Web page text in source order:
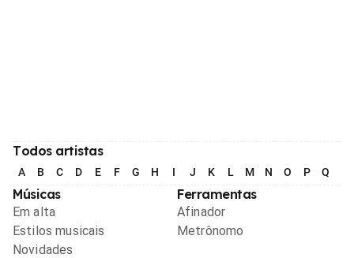
Todos artistas
A B C D E F G H I J K L M N O P Q
Músicas
Em alta
Estilos musicais
Novidades
Ferramentas
Afinador
Metrônomo